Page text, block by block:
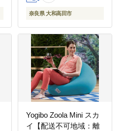
奈良県 大和高田市
Yogibo Zoola Mini スカ
イ【配送不可地域：離